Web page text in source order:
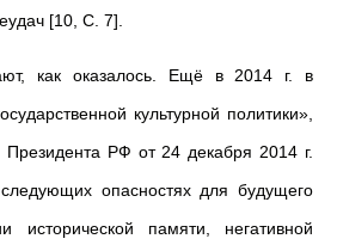
[10, С. 7].
как оказалось. Ещё в 2014 г. в
культурной политики»,
Президента РФ от 24 декабря 2014 г.
опасностях для будущего
исторической памяти, негативной